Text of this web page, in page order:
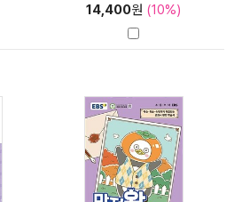
14,400원 (10%)